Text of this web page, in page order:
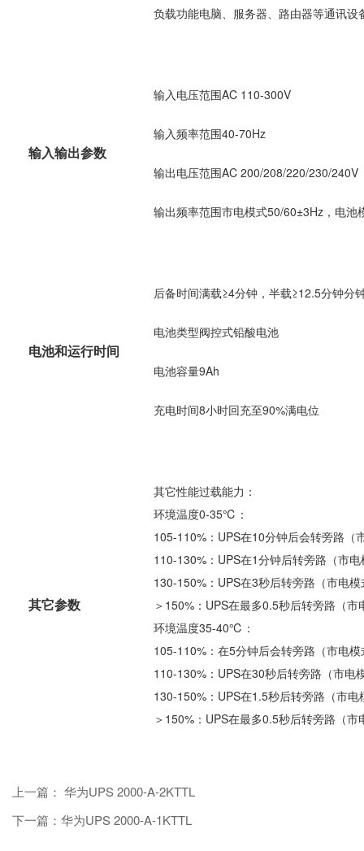
负载功能电脑、服务器、路由器等通讯设
输入输出参数
输入电压范围AC 110-300V
输入频率范围40-70Hz
输出电压范围AC 200/208/220/230/240V
输出频率范围市电模式50/60±3Hz，电池
电池和运行时间
后备时间满载≥4分钟，半载≥12.5分钟分
电池类型阀控式铅酸电池
电池容量9Ah
充电时间8小时回充至90%满电位
其它参数
其它性能过载能力：
环境温度0-35℃：
105-110%：UPS在10分钟后会转旁路（
110-130%：UPS在1分钟后转旁路（市
130-150%：UPS在3秒后转旁路（市电
＞150%：UPS在最多0.5秒后转旁路（
环境温度35-40℃：
105-110%：在5分钟后会转旁路（市电
110-130%：UPS在30秒后转旁路（市电
130-150%：UPS在1.5秒后转旁路（市
＞150%：UPS在最多0.5秒后转旁路（
上一篇： 华为UPS 2000-A-2KTTL
下一篇：华为UPS 2000-A-1KTTL